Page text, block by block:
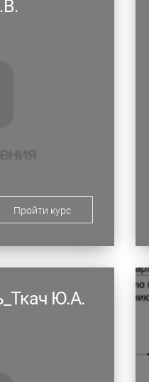
Пройти курс
Ю.А.